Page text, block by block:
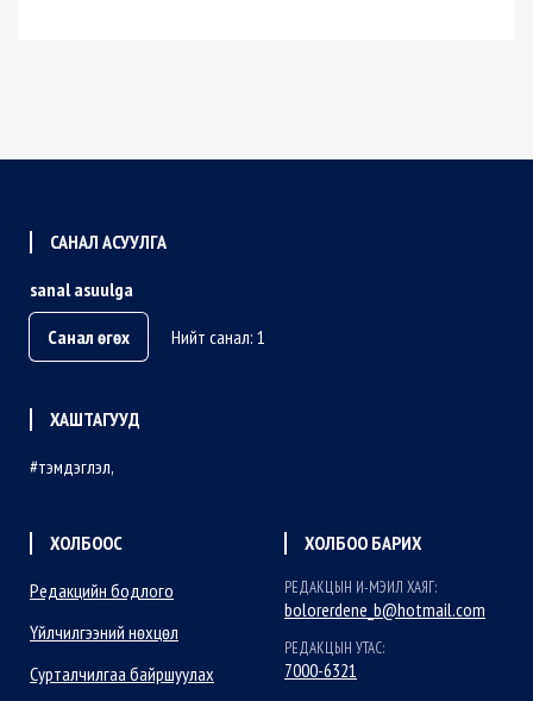
САНАЛ АСУУЛГА
sanal asuulga
Санал өгөх
Нийт санал: 1
ХАШТАГУУД
тэмдэглэл
ХОЛБООС
Редакцийн бодлого
Үйлчилгээний нөхцөл
Сурталчилгаа байршуулах
ХОЛБОО БАРИХ
РЕДАКЦЫН И-МЭИЛ ХАЯГ:
bolorerdene_b@hotmail.com
РЕДАКЦЫН УТАС:
7000-6321